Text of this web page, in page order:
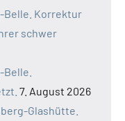
Belle. Korrektur
schwer
7. August 2026
Glashütte.